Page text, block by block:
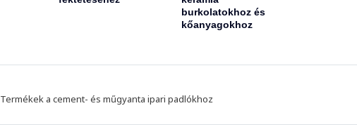
burkolatokhoz és
kőanyagokhoz
Termékek a cement- és műgyanta ipari padlókhoz